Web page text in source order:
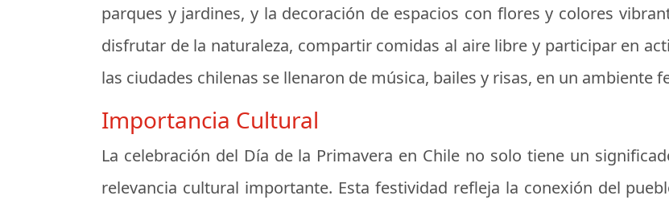
parques y jardines, y la decoración de espacios con flores y colores
disfrutar de la naturaleza, compartir comidas al aire libre y participar en
las ciudades chilenas se llenaron de música, bailes y risas, en un ambiente
Importancia Cultural
La celebración del Día de la Primavera en Chile no solo tiene un
relevancia cultural importante. Esta festividad refleja la conexión del